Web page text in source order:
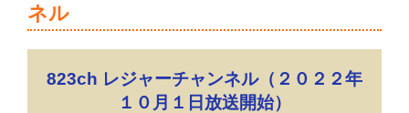
ネル
823ch レジャーチャンネル（２０２２年
１０月１日放送開始）